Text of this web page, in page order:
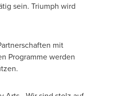
sein. Triumph wird
mit
Programme werden